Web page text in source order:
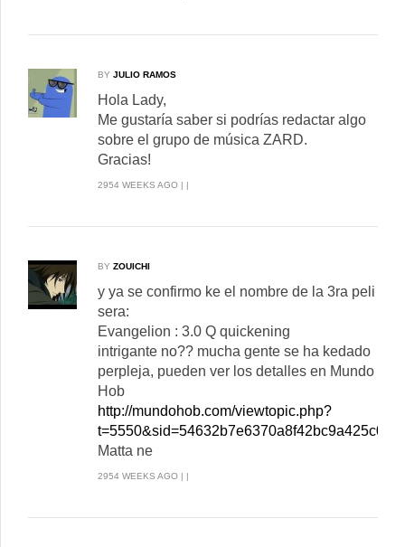
BY JULIO RAMOS
Hola Lady,
Me gustaría saber si podrías redactar algo
sobre el grupo de música ZARD.
Gracias!
2954 WEEKS AGO | |
BY ZOUICHI
y ya se confirmo ke el nombre de la 3ra peli
sera:
Evangelion : 3.0 Q quickening
intrigante no?? mucha gente se ha kedado
perpleja, pueden ver los detalles en Mundo
Hob
http://mundohob.com/viewtopic.php?
Matta ne
2954 WEEKS AGO | |